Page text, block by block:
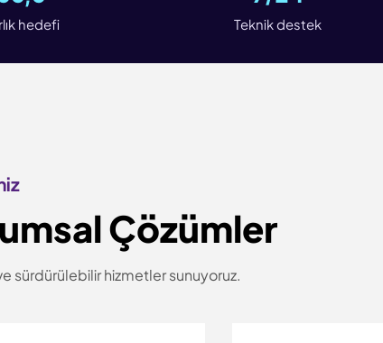
hedefi Teknik destek
Çözümler
sürdürülebilir hizmetler sunuyoruz.